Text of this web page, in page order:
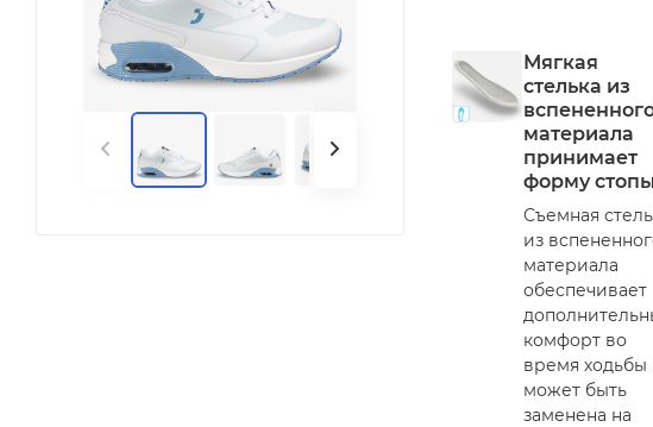
Мягкая
стелька из
материала
принимает
форму стопы
Съемная
из
материала
обеспечивает
комфорт во
время ходьбы
может быть
заменена на